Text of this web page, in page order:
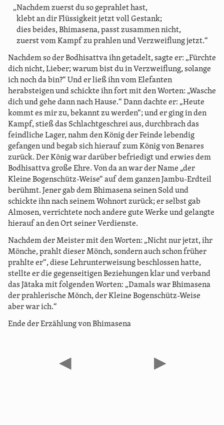
„Nachdem zuerst du so geprahlet hast,
klebt an dir Flüssigkeit jetzt voll Gestank;
dies beides, Bhimasena, passt zusammen nicht,
zuerst vom Kampf zu prahlen und Verzweiflung jetzt.“
Nachdem so der Bodhisattva ihn getadelt, sagte er: „Fürchte
dich nicht, Lieber; warum bist du in Verzweiflung, solange
ich noch da bin?“ Und er ließ ihn vom Elefanten
herabsteigen und schickte ihn fort mit den Worten: „Wasche
dich und gehe dann nach Hause.“ Dann dachte er: „Heute
kommt es mir zu, bekannt zu werden“; und er ging in den
Kampf, stieß das Schlachtgeschrei aus, durchbrach das
feindliche Lager, nahm den König der Feinde lebendig
gefangen und begab sich hierauf zum König von Benares
zurück. Der König war darüber befriedigt und erwies dem
Bodhisattva große Ehre. Von da an war der Name „der
Kleine Bogenschütz-Weise“ auf dem ganzen Jambu-Erdteil
berühmt. Jener gab dem Bhimasena seinen Sold und
schickte ihn nach seinem Wohnort zurück; er selbst gab
Almosen, verrichtete noch andere gute Werke und gelangte
hierauf an den Ort seiner Verdienste.
Nachdem der Meister mit den Worten: „Nicht nur jetzt, ihr
Mönche, prahlt dieser Mönch, sondern auch schon früher
prahlte er“, diese Lehrunterweisung beschlossen hatte,
stellte er die gegenseitigen Beziehungen klar und verband
das Jātaka mit folgenden Worten: „Damals war Bhimasena
der prahlerische Mönch, der Kleine Bogenschütz-Weise
aber war ich.“
Ende der Erzählung von Bhimasena
◀ ▶